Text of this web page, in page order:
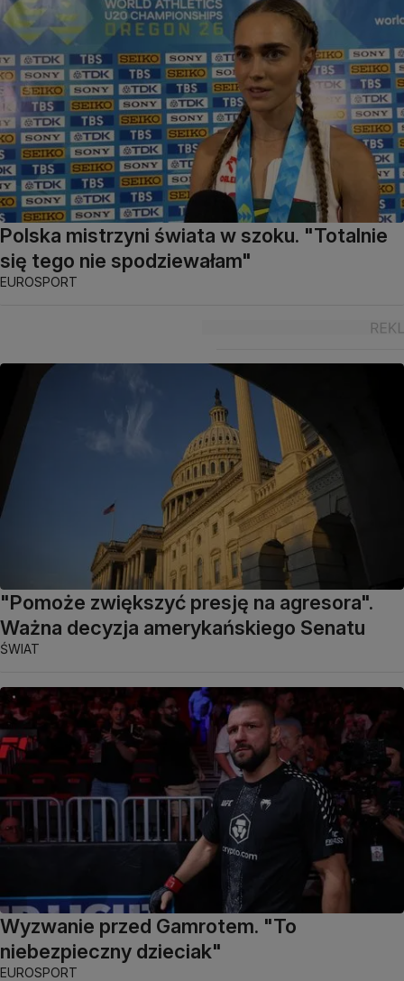
Polska mistrzyni świata w szoku. "Totalnie
się tego nie spodziewałam"
EUROSPORT
"Pomoże zwiększyć presję na agresora".
Ważna decyzja amerykańskiego Senatu
ŚWIAT
Wyzwanie przed Gamrotem. "To
niebezpieczny dzieciak"
EUROSPORT